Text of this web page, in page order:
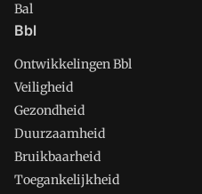
Bal
Bbl
Ontwikkelingen Bbl
Veiligheid
Gezondheid
Duurzaamheid
Bruikbaarheid
Toegankelijkheid